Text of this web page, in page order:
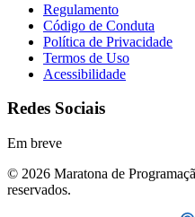
Regulamento
Código de Conduta
Política de Privacidade
Termos de Uso
Acessibilidade
Redes Sociais
Em breve
© 2026 Maratona de
reservados.